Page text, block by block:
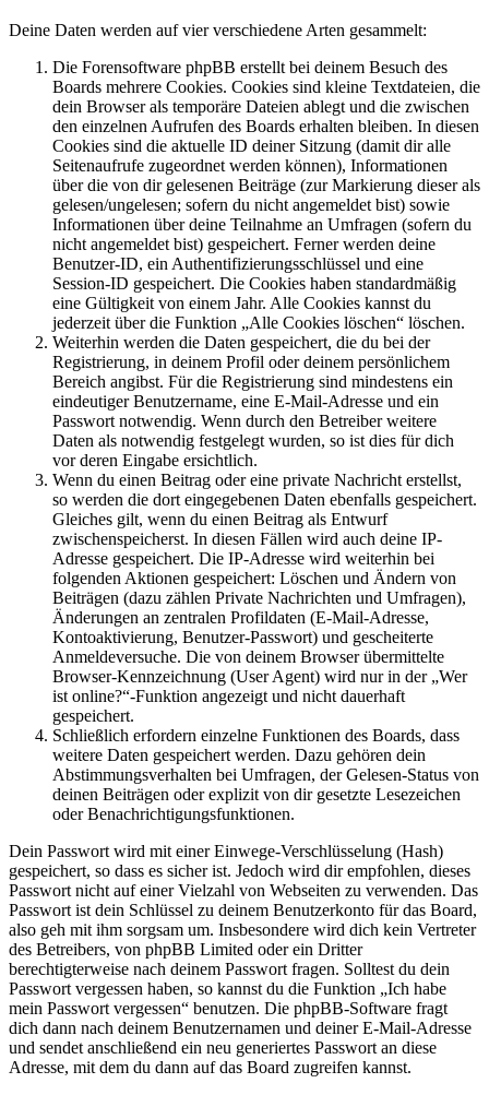
Deine Daten werden auf vier verschiedene Arten gesammelt:
Die Forensoftware phpBB erstellt bei deinem Besuch des
Boards mehrere Cookies. Cookies sind kleine Textdateien, die
dein Browser als temporäre Dateien ablegt und die zwischen
den einzelnen Aufrufen des Boards erhalten bleiben. In diesen
Cookies sind die aktuelle ID deiner Sitzung (damit dir alle
Seitenaufrufe zugeordnet werden können), Informationen
über die von dir gelesenen Beiträge (zur Markierung dieser als
gelesen/ungelesen; sofern du nicht angemeldet bist) sowie
Informationen über deine Teilnahme an Umfragen (sofern du
nicht angemeldet bist) gespeichert. Ferner werden deine
Benutzer-ID, ein Authentifizierungsschlüssel und eine
Session-ID gespeichert. Die Cookies haben standardmäßig
eine Gültigkeit von einem Jahr. Alle Cookies kannst du
jederzeit über die Funktion „Alle Cookies löschen“ löschen.
Weiterhin werden die Daten gespeichert, die du bei der
Registrierung, in deinem Profil oder deinem persönlichem
Bereich angibst. Für die Registrierung sind mindestens ein
eindeutiger Benutzername, eine E-Mail-Adresse und ein
Passwort notwendig. Wenn durch den Betreiber weitere
Daten als notwendig festgelegt wurden, so ist dies für dich
vor deren Eingabe ersichtlich.
Wenn du einen Beitrag oder eine private Nachricht erstellst,
so werden die dort eingegebenen Daten ebenfalls gespeichert.
Gleiches gilt, wenn du einen Beitrag als Entwurf
zwischenspeicherst. In diesen Fällen wird auch deine IP-
Adresse gespeichert. Die IP-Adresse wird weiterhin bei
folgenden Aktionen gespeichert: Löschen und Ändern von
Beiträgen (dazu zählen Private Nachrichten und Umfragen),
Änderungen an zentralen Profildaten (E-Mail-Adresse,
Kontoaktivierung, Benutzer-Passwort) und gescheiterte
Anmeldeversuche. Die von deinem Browser übermittelte
Browser-Kennzeichnung (User Agent) wird nur in der „Wer
ist online?“-Funktion angezeigt und nicht dauerhaft
gespeichert.
Schließlich erfordern einzelne Funktionen des Boards, dass
weitere Daten gespeichert werden. Dazu gehören dein
Abstimmungsverhalten bei Umfragen, der Gelesen-Status von
deinen Beiträgen oder explizit von dir gesetzte Lesezeichen
oder Benachrichtigungsfunktionen.
Dein Passwort wird mit einer Einwege-Verschlüsselung (Hash)
gespeichert, so dass es sicher ist. Jedoch wird dir empfohlen, dieses
Passwort nicht auf einer Vielzahl von Webseiten zu verwenden. Das
Passwort ist dein Schlüssel zu deinem Benutzerkonto für das Board,
also geh mit ihm sorgsam um. Insbesondere wird dich kein Vertreter
des Betreibers, von phpBB Limited oder ein Dritter
berechtigterweise nach deinem Passwort fragen. Solltest du dein
Passwort vergessen haben, so kannst du die Funktion „Ich habe
mein Passwort vergessen“ benutzen. Die phpBB-Software fragt
dich dann nach deinem Benutzernamen und deiner E-Mail-Adresse
und sendet anschließend ein neu generiertes Passwort an diese
Adresse, mit dem du dann auf das Board zugreifen kannst.